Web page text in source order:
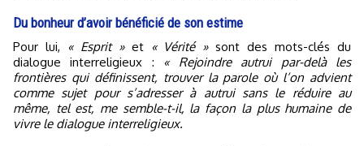
Du bonheur d’avoir bénéficié de son estime
Pour lui, « Esprit »et « Vérité »sont des mots-clés du
dialogue interreligieux : « Rejoindre autrui par-delà les
frontières qui définissent, trouver la parole où l’on advient
comme sujet pour s’adresser à autrui sans le réduire au
même, tel est, me semble-t-il, la façon la plus humaine de
vivre le dialogue interreligieux.